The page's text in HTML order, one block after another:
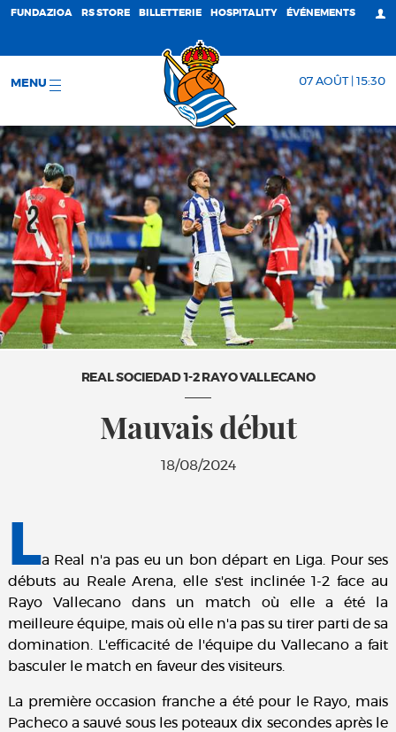
FUNDAZIOA RS STORE BILLETTERIE HOSPITALITY ÉVÉNEMENTS
MENU 07 AOÛT | 15:30
REAL SOCIEDAD 1-2 RAYO VALLECANO
Mauvais début
18/08/2024
La Real n'a pas eu un bon départ en Liga. Pour ses
débuts au Reale Arena, elle s'est inclinée 1-2 face au
Rayo Vallecano dans un match où elle a été la
meilleure équipe, mais où elle n'a pas su tirer parti de sa
domination. L'efficacité de l'équipe du Vallecano a fait
basculer le match en faveur des visiteurs.
La première occasion franche a été pour le Rayo, mais
Pacheco a sauvé sous les poteaux dix secondes après le